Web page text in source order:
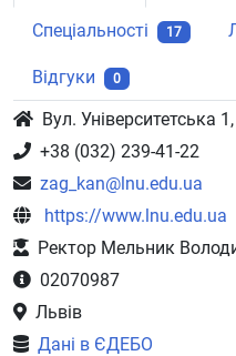
Спеціальності 17
Відгуки 0
Вул. Університетська
+38 (032) 239-41-22
zag_kan@lnu.edu.ua
https://www.lnu.edu.ua
Ректор Мельник
02070987
Львів
Дані в ЄДЕБО